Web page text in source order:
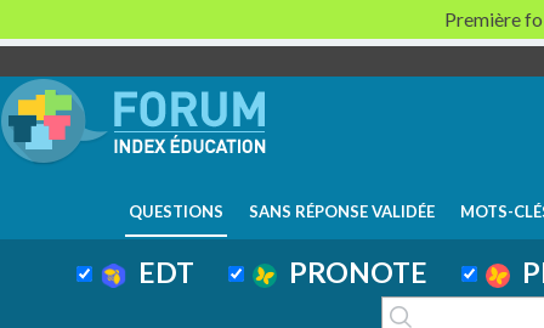
QUESTIONS SANS RÉPONSE VALIDÉE MOTS-
EDT PRONOTE
Première